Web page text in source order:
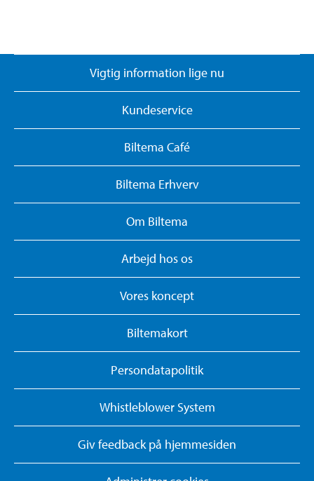
Vigtig information lige nu
Kundeservice
Biltema Café
Biltema Erhverv
Om Biltema
Arbejd hos os
Vores koncept
Biltemakort
Persondatapolitik
Whistleblower System
Giv feedback på hjemmesiden